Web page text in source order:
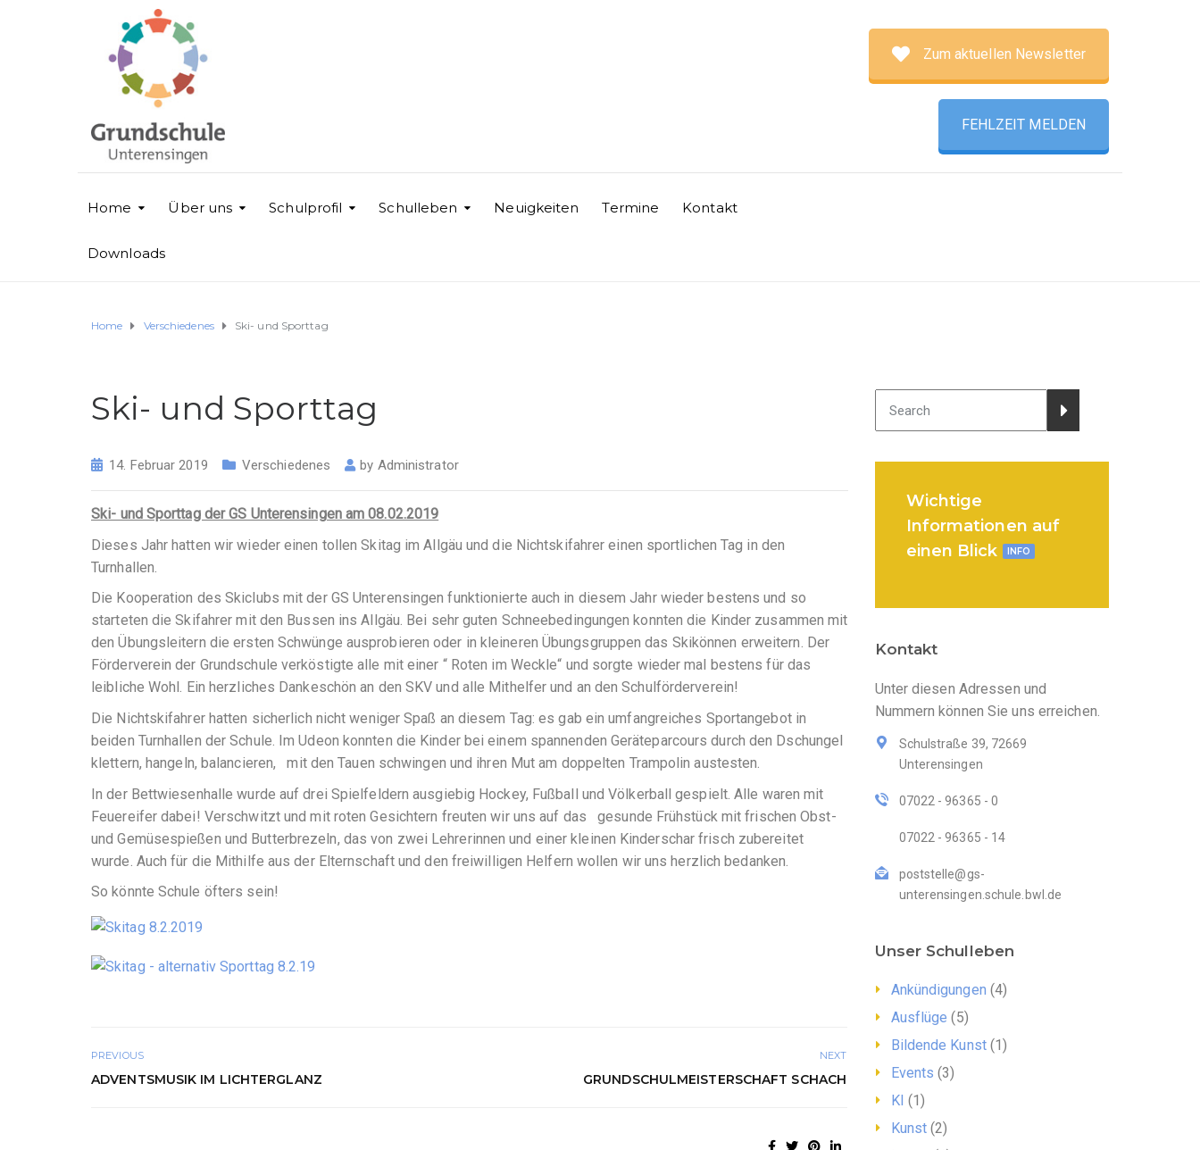
Zum aktuellen Newsletter
FEHLZEIT MELDEN
Home Über uns Schulprofil Schulleben Neuigkeiten Termine Kontakt
Downloads
Home Verschiedenes Ski- und Sporttag
Ski- und Sporttag
14. Februar 2019 Verschiedenes by Administrator
Ski- und Sporttag der GS Unterensingen am 08.02.2019
Dieses Jahr hatten wir wieder einen tollen Skitag im Allgäu und die Nichtskifahrer einen sportlichen Tag in den
Turnhallen.
Die Kooperation des Skiclubs mit der GS Unterensingen funktionierte auch in diesem Jahr wieder bestens und so
starteten die Skifahrer mit den Bussen ins Allgäu. Bei sehr guten Schneebedingungen konnten die Kinder zusammen mit
den Übungsleitern die ersten Schwünge ausprobieren oder in kleineren Übungsgruppen das Skikönnen erweitern. Der
Förderverein der Grundschule verköstigte alle mit einer “ Roten im Weckle“ und sorgte wieder mal bestens für das
leibliche Wohl. Ein herzliches Dankeschön an den SKV und alle Mithelfer und an den Schulförderverein!
Die Nichtskifahrer hatten sicherlich nicht weniger Spaß an diesem Tag: es gab ein umfangreiches Sportangebot in
beiden Turnhallen der Schule. Im Udeon konnten die Kinder bei einem spannenden Geräteparcours durch den Dschungel
klettern, hangeln, balancieren, mit den Tauen schwingen und ihren Mut am doppelten Trampolin austesten.
In der Bettwiesenhalle wurde auf drei Spielfeldern ausgiebig Hockey, Fußball und Völkerball gespielt. Alle waren mit
Feuereifer dabei! Verschwitzt und mit roten Gesichtern freuten wir uns auf das gesunde Frühstück mit frischen Obst-
und Gemüsespießen und Butterbrezeln, das von zwei Lehrerinnen und einer kleinen Kinderschar frisch zubereitet
wurde. Auch für die Mithilfe aus der Elternschaft und den freiwilligen Helfern wollen wir uns herzlich bedanken.
So könnte Schule öfters sein!
PREVIOUS
ADVENTSMUSIK IM LICHTERGLANZ
NEXT
GRUNDSCHULMEISTERSCHAFT SCHACH
Wichtige
Informationen auf
einen Blick
INFO
Kontakt
Unter diesen Adressen und
Nummern können Sie uns erreichen.
Schulstraße 39, 72669
Unterensingen
07022 - 96365 - 0
07022 - 96365 - 14
poststelle@gs-
unterensingen.schule.bwl.de
Unser Schulleben
Ankündigungen (4)
Ausflüge (5)
Bildende Kunst(1)
Events (3)
KI (1)
Kunst (2)